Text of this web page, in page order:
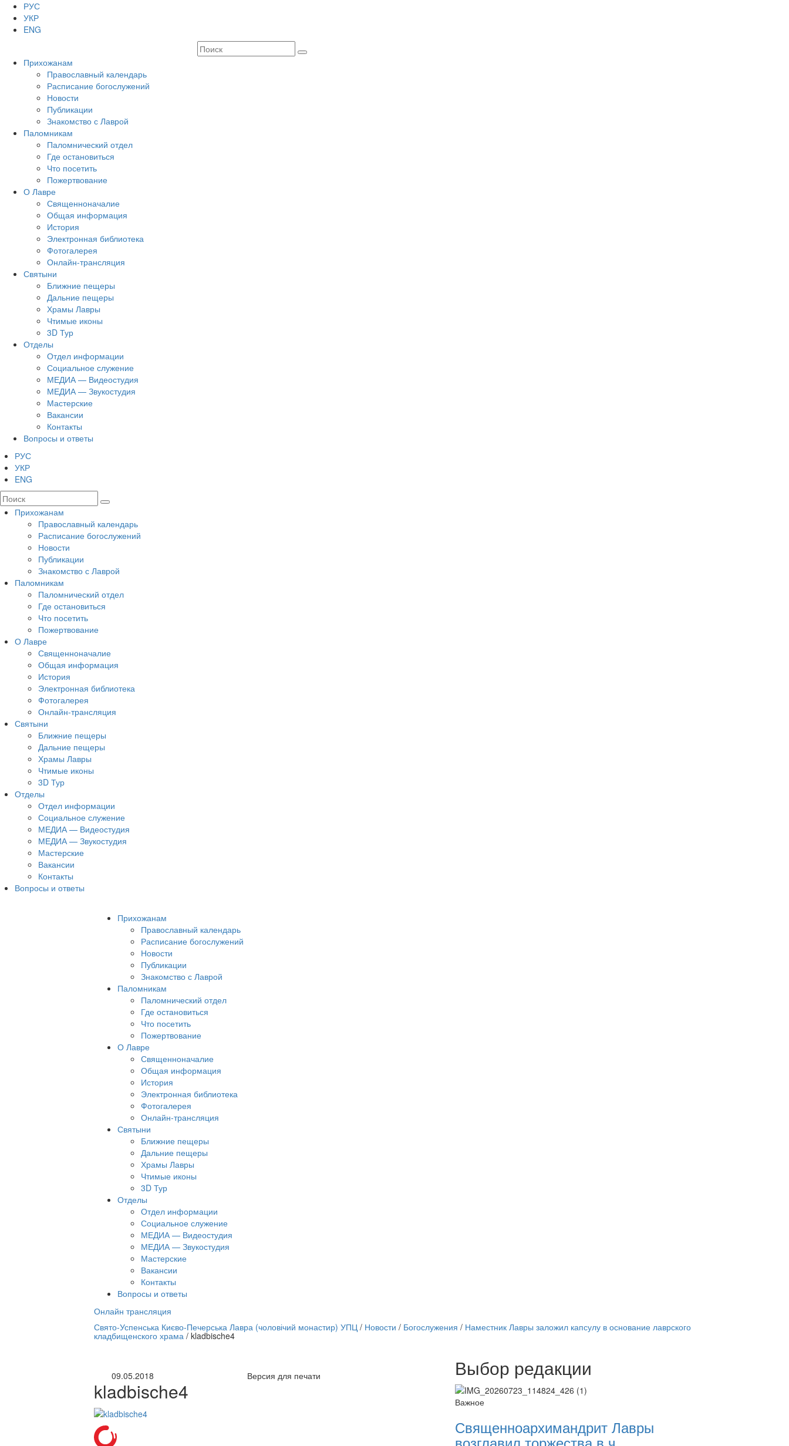
РУС
УКР
ENG
Прихожанам
Православный календарь
Расписание богослужений
Новости
Публикации
Знакомство с Лаврой
Паломникам
Паломнический отдел
Где остановиться
Что посетить
Пожертвование
О Лавре
Священноначалие
Общая информация
История
Электронная библиотека
Фотогалерея
Онлайн-трансляция
Святыни
Ближние пещеры
Дальние пещеры
Храмы Лавры
Чтимые иконы
3D Тур
Отделы
Отдел информации
Социальное служение
МЕДИА — Видеостудия
МЕДИА — Звукостудия
Мастерские
Вакансии
Контакты
Вопросы и ответы
РУС
УКР
ENG
Прихожанам
Православный календарь
Расписание богослужений
Новости
Публикации
Знакомство с Лаврой
Паломникам
Паломнический отдел
Где остановиться
Что посетить
Пожертвование
О Лавре
Священноначалие
Общая информация
История
Электронная библиотека
Фотогалерея
Онлайн-трансляция
Святыни
Ближние пещеры
Дальние пещеры
Храмы Лавры
Чтимые иконы
3D Тур
Отделы
Отдел информации
Социальное служение
МЕДИА — Видеостудия
МЕДИА — Звукостудия
Мастерские
Вакансии
Контакты
Вопросы и ответы
Прихожанам
Православный календарь
Расписание богослужений
Новости
Публикации
Знакомство с Лаврой
Паломникам
Паломнический отдел
Где остановиться
Что посетить
Пожертвование
О Лавре
Священноначалие
Общая информация
История
Электронная библиотека
Фотогалерея
Онлайн-трансляция
Святыни
Ближние пещеры
Дальние пещеры
Храмы Лавры
Чтимые иконы
3D Тур
Отделы
Отдел информации
Социальное служение
МЕДИА — Видеостудия
МЕДИА — Звукостудия
Мастерские
Вакансии
Контакты
Вопросы и ответы
Онлайн трансляция
12 сентября
Онлайн трансляции
12 сентября 2015
12 сентября 2015Название трансляции
12 сентября 2015
12 сентября 2015Название трансляции
12 сентября 2015Название трансляции
Свято-Успенська Києво-Печерська Лавра (чоловічий монастир) УПЦ/ Новости / Богослужения / Наместник Лавры заложил капсулу в основание лаврского
кладбищенского храма/ kladbische4
09.05.2018 Версия для печати
kladbische4
Выбор редакции
Важное
Священноархимандрит Лавры